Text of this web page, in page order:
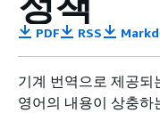
PDF RSS
기계 번역으로 제공되
영어의 내용이 상충하